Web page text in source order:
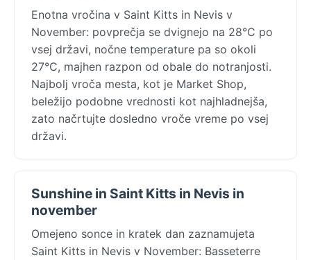
Enotna vročina v Saint Kitts in Nevis v
November: povprečja se dvignejo na 28°C po
vsej državi, nočne temperature pa so okoli
27°C, majhen razpon od obale do notranjosti.
Najbolj vroča mesta, kot je Market Shop,
beležijo podobne vrednosti kot najhladnejša,
zato načrtujte dosledno vroče vreme po vsej
državi.
Sunshine in Saint Kitts in Nevis in
november
Omejeno sonce in kratek dan zaznamujeta
Saint Kitts in Nevis v November: Basseterre